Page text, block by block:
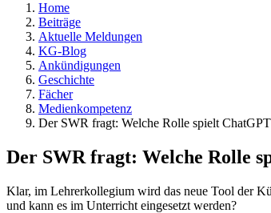
Home
Beiträge
Aktuelle Meldungen
KG-Blog
Ankündigungen
Geschichte
Fächer
Medienkompetenz
Der SWR fragt: Welche Rolle spielt
Der SWR fragt: Welche Rolle
Klar, im Lehrerkollegium wird das neue Tool der
und kann es im Unterricht eingesetzt werden?